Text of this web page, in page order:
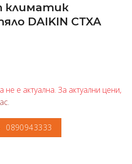
климатик
DAIKIN CTXA
е актуална. За актуални цени,
.
0890943333